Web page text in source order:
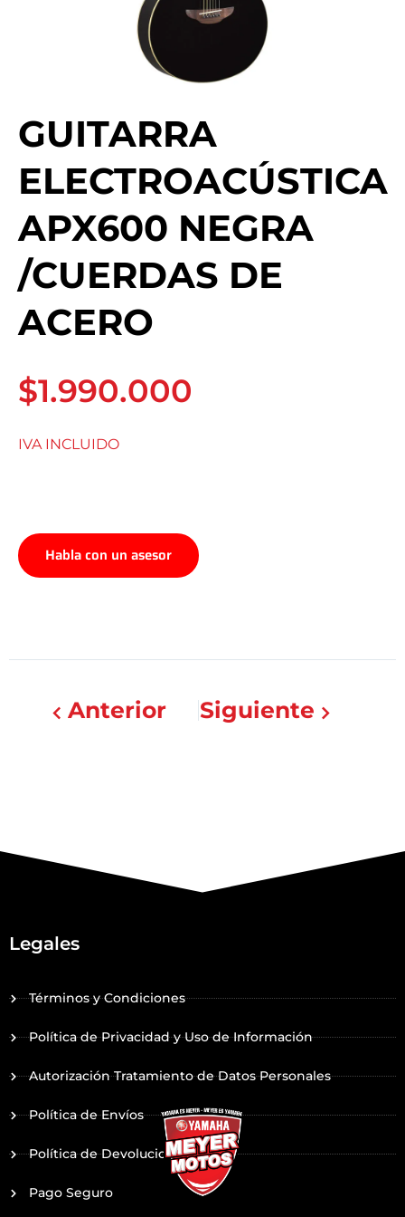
GUITARRA
ELECTROACÚSTICA
APX600 NEGRA
/CUERDAS DE
ACERO
$1.990.000
IVA INCLUIDO
Habla con un asesor
Anterior Siguiente
Legales
Términos y Condiciones
Política de Privacidad y Uso de Información
Autorización Tratamiento de Datos Personales
Política de Envíos
Política de Devoluciones
Pago Seguro